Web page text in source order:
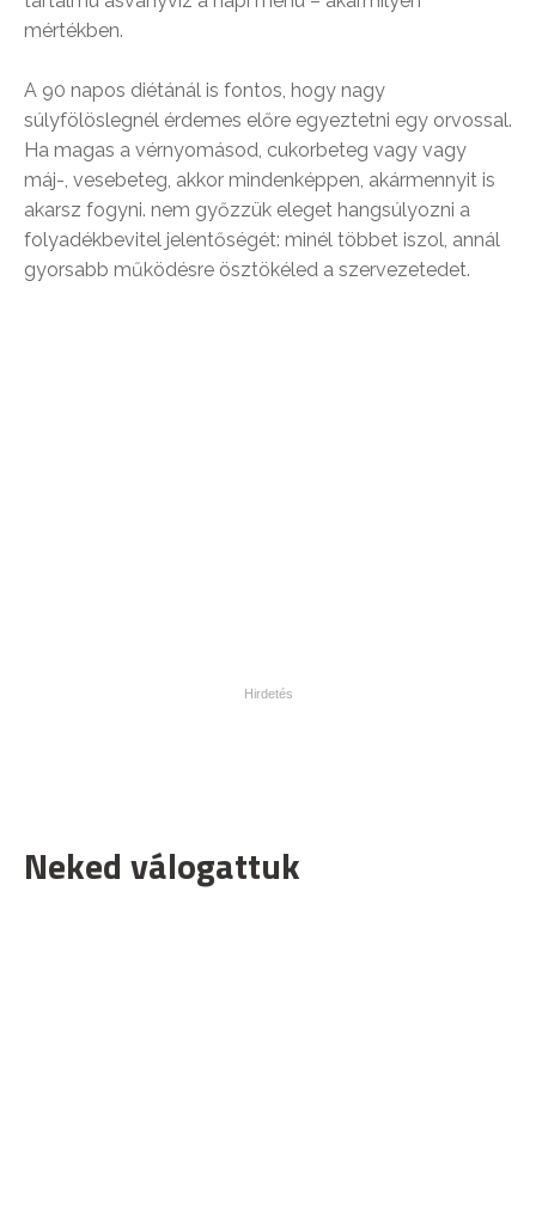
mértékben.
A 90 napos diétánál is fontos, hogy nagy
súlyfölöslegnél érdemes előre egyeztetni egy orvossal.
Ha magas a vérnyomásod, cukorbeteg vagy vagy
máj-, vesebeteg, akkor mindenképpen, akármennyit is
akarsz fogyni. nem győzzük eleget hangsúlyozni a
folyadékbevitel jelentőségét: minél többet iszol, annál
gyorsabb működésre ösztökéled a szervezetedet.
Neked válogattuk